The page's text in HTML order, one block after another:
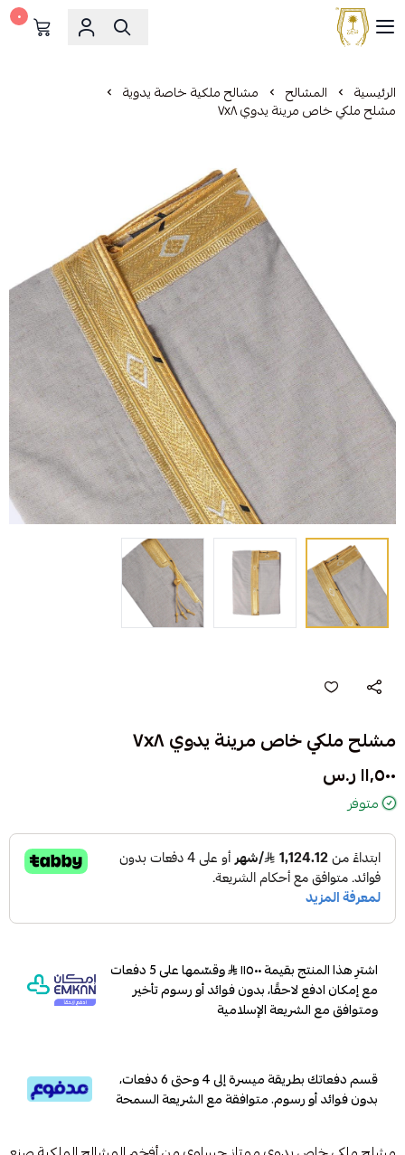
مشالح المهدي الملكية
٠
الرئيسية المشالح مشالح ملكية خاصة يدوية
مشلح ملكي خاص مرينة يدوي ٧x٨
مشلح ملكي خاص مرينة يدوي ٧x٨
١١٬٥٠٠ ر.س
متوفر
اشترِ هذا المنتج بقيمة ١١٥٠٠
وقسّمها على 5 دفعات
مع إمكان ادفع لاحقًا، بدون فوائد أو رسوم تأخير
ومتوافق مع الشريعة الإسلامية
قسم دفعاتك بطريقة ميسرة إلى 4 وحتى 6 دفعات،
بدون فوائد أو رسوم. متوافقة مع الشريعة السمحة